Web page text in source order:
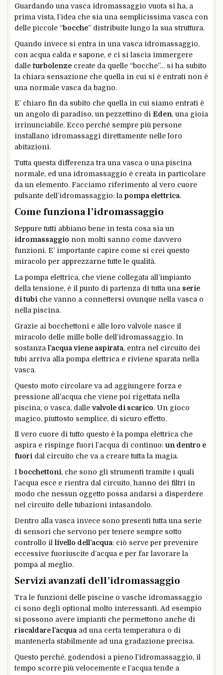
Guardando una vasca idromassaggio vuota si ha, a
prima vista, l’idea che sia una semplicissima vasca con
delle piccole “bocche” distribuite lungo la sua struttura.
Quando invece si entra in una vasca idromassaggio,
con acqua calda e sapone, e ci si lascia immergere
dalleturbolenze create da quelle “bocche”… si ha subito
la chiara sensazione che quella in cui si è entrati non è
una normale vasca da bagno.
E’ chiaro fin da subito che quella in cui siamo entrati è
un angolo di paradiso, un pezzettino di Eden, una gioia
irrinunciabile. Ecco perché sempre più persone
installano idromassaggi direttamente nelle loro
abitazioni.
Tutta questa differenza tra una vasca o una piscina
normale, ed una idromassaggio è creata in particolare
da un elemento. Facciamo riferimento al vero cuore
pulsante dell’idromassaggio: la pompa elettrica.
Come funziona l’idromassaggio
Seppure tutti abbiano bene in testa cosa sia un
idromassaggio non molti sanno come davvero
funzioni. E’ importante capire come si crei questo
miracolo per apprezzarne tutte le qualità.
La pompa elettrica, che viene collegata all’impianto
della tensione, è il punto di partenza di tutta una serie
di tubi che vanno a connettersi ovunque nella vasca o
nella piscina.
Grazie ai bocchettoni e alle loro valvole nasce il
miracolo delle mille bolle dell’idromassaggio. In
sostanza l’acqua viene aspirata, entra nel circuito dei
tubi arriva alla pompa elettrica e riviene sparata nella
vasca.
Questo moto circolare va ad aggiungere forza e
pressione all’acqua che viene poi rigettata nella
piscina, o vasca, dalle valvole di scarico. Un gioco
magico, piuttosto semplice, di sicuro effetto.
Il vero cuore di tutto questo è la pompa elettrica che
aspira e rispinge fuori l’acqua di continuo: un dentro e
fuori dal circuito che va a creare tutta la magia.
I bocchettoni, che sono gli strumenti tramite i quali
l’acqua esce e rientra dal circuito, hanno dei filtri in
modo che nessun oggetto possa andarsi a disperdere
nel circuito delle tubazioni intasandolo.
Dentro alla vasca invece sono presenti tutta una serie
di sensori che servono per tenere sempre sotto
controllo il livello dell’acqua: ciò serve per prevenire
eccessive fuoriuscite d’acqua e per far lavorare la
pompa al meglio.
Servizi avanzati dell’idromassaggio
Tra le funzioni delle piscine o vasche idromassaggio
ci sono degli optional molto interessanti. Ad esempio
si possono avere impianti che permettono anche di
riscaldare l’acqua ad una certa temperatura o di
mantenerla stabilmente ad una gradazione precisa.
Questo perché, godendosi a pieno l’idromassaggio, il
tempo scorre più velocemente e l’acqua tende a